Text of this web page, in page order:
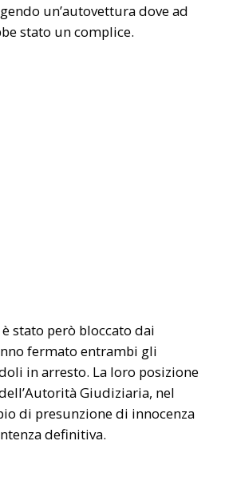
un’autovettura dove ad
stato un complice.
stato però bloccato dai
fermato entrambi gli
in arresto. La loro posizione
Giudiziaria, nel
di presunzione di innocenza
definitiva.